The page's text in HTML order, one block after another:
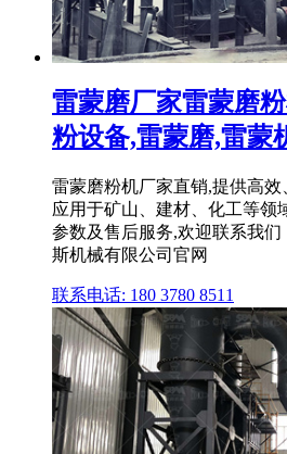
雷蒙磨厂家雷蒙磨
粉设备,雷蒙磨,雷蒙
雷蒙磨粉机厂家直销,提供高
应用于矿山、建材、化工等领
参数及售后服务,欢迎联系我
斯机械有限公司官网
联系电话: 180 3780 8511